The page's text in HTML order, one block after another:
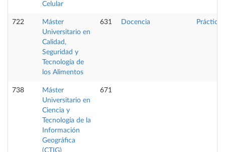
Celular
722
Máster
Universitario en
Calidad,
Seguridad y
Tecnología de
los Alimentos
631 Docencia Prácticas
738
Máster
Universitario en
Ciencia y
Tecnología de la
Información
Geográfica
(CTIG)
671